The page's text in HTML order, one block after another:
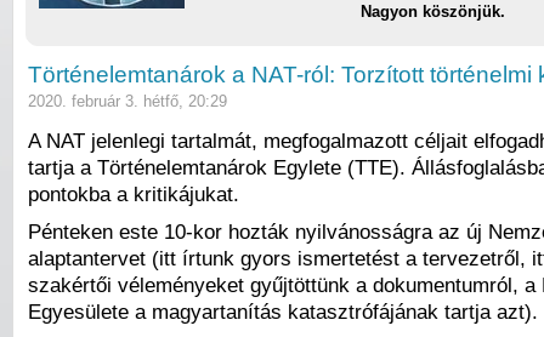
Nagyon köszönjük.
Történelemtanárok a NAT-ról: Torzított történelmi
2020. február 3. hétfő, 20:29
A NAT jelenlegi tartalmát, megfogalmazott céljait
tartja a Történelemtanárok Egylete (TTE).
pontokba a kritikájukat.
Pénteken este 10-kor hozták nyilvánosságra az új
alaptantervet (itt írtunk gyors ismertetést a tervezetről,
szakértői véleményeket gyűjtöttünk a dokumentumról, a
Egyesülete a magyartanítás katasztrófájának tartja azt).